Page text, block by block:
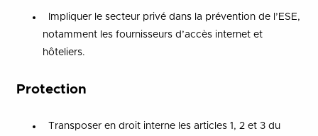
Impliquer le secteur privé dans la prévention de l’ESE,
notamment les fournisseurs d’accès internet et
hôteliers.
Protection
Transposer en droit interne les articles 1, 2 et 3 du